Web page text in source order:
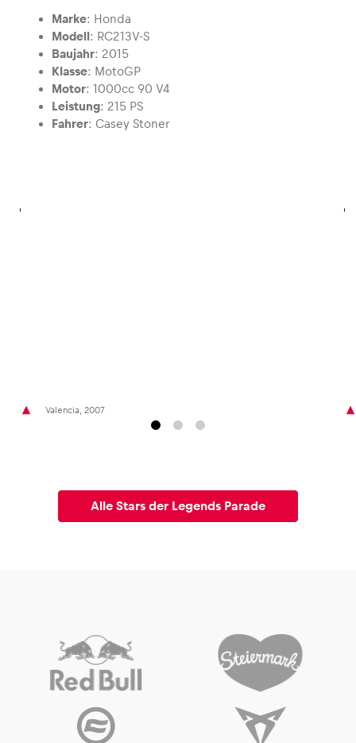
Marke: Honda
Modell: RC213V-S
Baujahr: 2015
Klasse: MotoGP
Motor: 1000cc 90 V4
Leistung: 215 PS
Fahrer: Casey Stoner
Valencia, 2007
Alle Stars der Legends Parade